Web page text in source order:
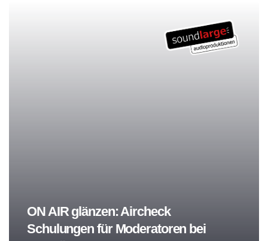
ON AIR glänzen: Aircheck
Schulungen für Moderatoren bei